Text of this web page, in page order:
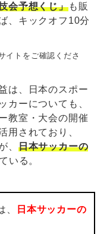
会予想くじ」も販
、キックオフ10分
イトをご確認くださ
は、日本のスポー
カーについても、
教室・大会の開催
用されており、
、 日本サッカーの
いる。
、
日本サッカーの